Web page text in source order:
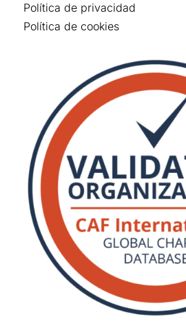
Política de privacidad
Política de cookies